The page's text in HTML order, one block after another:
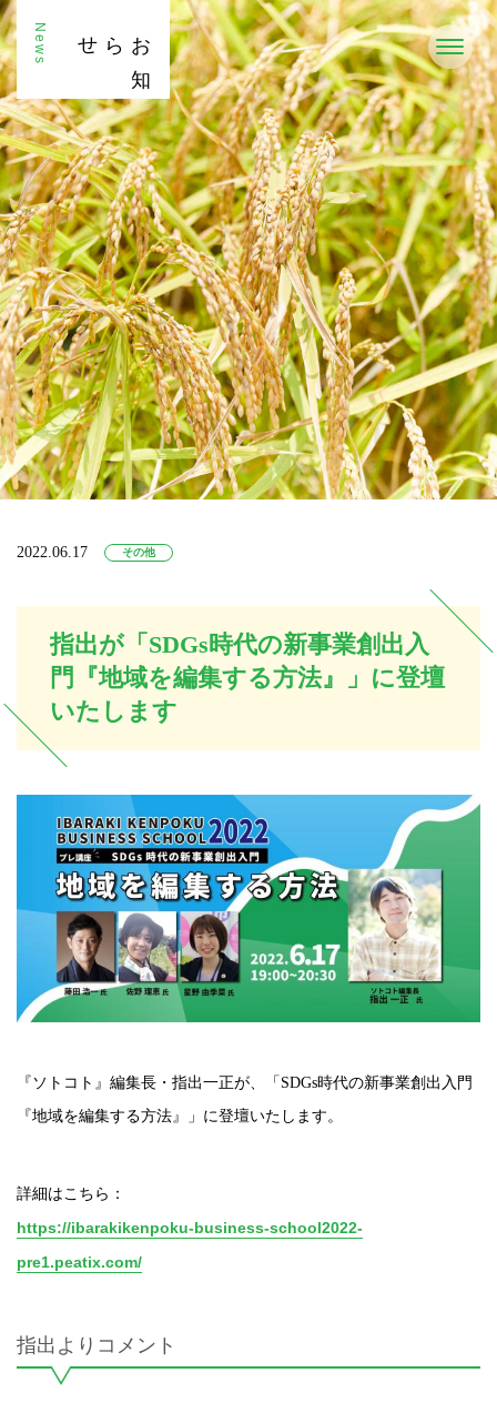
お
知
らせ
News
2022.06.17 その他
指出が「SDGs時代の新事業創出入
門『地域を編集する方法』」に登壇
いたします
『ソトコト』編集長・指出一正が、「SDGs時代の新事業創出入門
『地域を編集する方法』」に登壇いたします。
詳細はこちら：
https://ibarakikenpoku-business-school2022-
pre1.peatix.com/
指出よりコメント